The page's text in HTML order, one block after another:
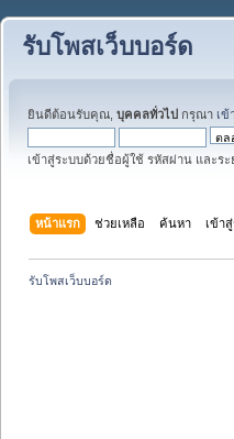
รับโพสเว็บบอร์ด
ยินดีต้อนรับคุณ, บุคคลทั่วไป กรุณา เข้
เข้าสู่ระบบด้วยชื่อผู้ใช้ รหัสผ่าน และระ
หน้าแรก ช่วยเหลือ ค้นหา เข้า
รับโพสเว็บบอร์ด